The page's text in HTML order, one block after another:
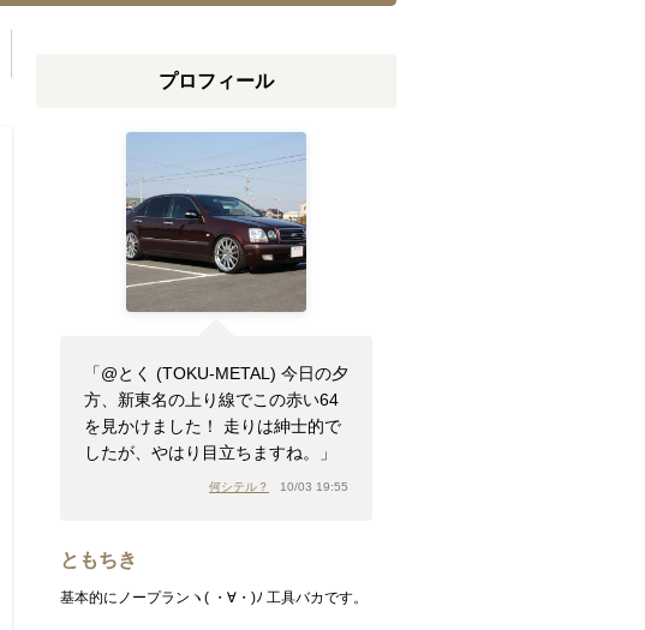
プロフィール
「@とく (TOKU-METAL) 今日の夕
方、新東名の上り線でこの赤い64
を見かけました！ 走りは紳士的で
したが、やはり目立ちますね。」
何シテル？ 10/03 19:55
ともちき
基本的にノープランヽ( ・∀・)ﾉ 工具バカです。